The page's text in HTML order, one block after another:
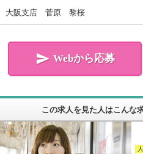
大阪支店 菅原 黎桜
 Webから応募
この求人を見た人はこんな